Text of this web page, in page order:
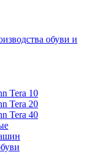
обуви и
Tera 10
Tera 20
Tera 40